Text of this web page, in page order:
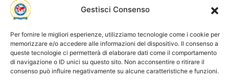
Gestisci Consenso
Per fornire le migliori esperienze, utilizziamo tecnologie come i cookie per
memorizzare e/o accedere alle informazioni del dispositivo. Il consenso a
queste tecnologie ci permetterà di elaborare dati come il comportamento
di navigazione o ID unici su questo sito. Non acconsentire o ritirare il
consenso può influire negativamente su alcune caratteristiche e funzioni.
Visite di oggi: 76
Visite totali: 13901
Nome utente o indirizzo email
Password